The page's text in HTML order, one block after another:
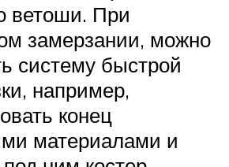
ветоши. При
замерзании, можно
систему быстрой
например,
конец
материалами и